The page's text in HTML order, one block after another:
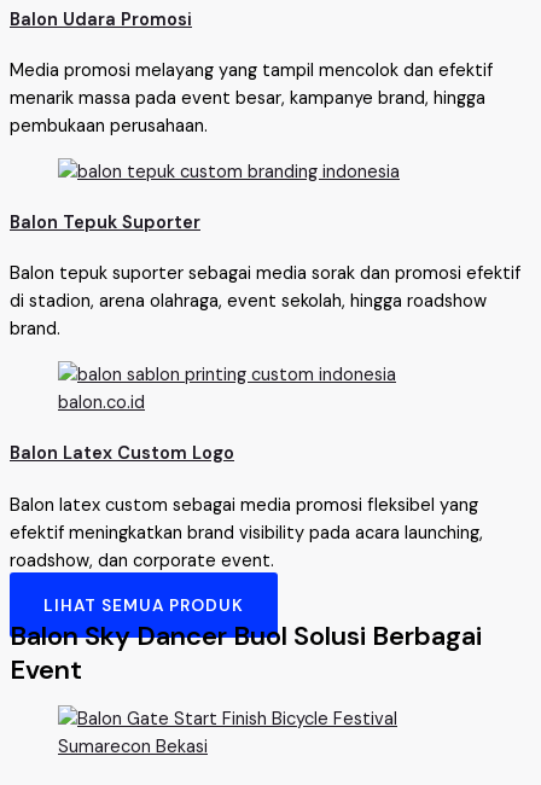
Balon Udara Promosi
Media promosi melayang yang tampil mencolok dan efektif
menarik massa pada event besar, kampanye brand, hingga
pembukaan perusahaan.
Balon Tepuk Suporter
Balon tepuk suporter sebagai media sorak dan promosi efektif
di stadion, arena olahraga, event sekolah, hingga roadshow
brand.
Balon Latex Custom Logo
Balon latex custom sebagai media promosi fleksibel yang
efektif meningkatkan brand visibility pada acara launching,
roadshow, dan corporate event.
LIHAT SEMUA PRODUK
Balon Sky Dancer Buol Solusi Berbagai
Event